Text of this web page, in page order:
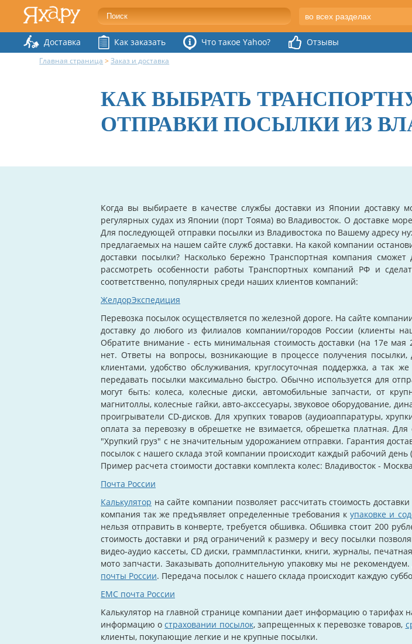
во всех разделах
Доставка Как заказать Что такое Yahoo? Отзывы
Главная страница >Заказ и доставка
КАК ВЫБРАТЬ
ОТПРАВКИ ПОСЫЛКИ ИЗ
Когда вы выбираете в качестве службы доставки из Японии доставку
регулярных судах из Японии (порт Тояма) во Владивосток. О доставке
Для последующей отправки посылки из Владивостока по Вашему адресу
предлагаемых на нашем сайте служб доставки. На какой компании
доставки посылки? Насколько бережно Транспортная компания
рассмотреть особенности работы Транспортных компаний РФ и
соответственно, популярных среди наших клиентов компаний:
ЖелдорЭкспедиция
Перевозка посылок осуществляется по железной дороге. На сайте
доставку до любого из филиалов компании/городов России (клиенты
Обратите внимание - есть минимальная стоимость доставки (на 17е
нет. Ответы на вопросы, возникающие в процессе получения посылки,
клиентами, удобство обслуживания, круглосуточная поддержка, а так
передавать посылки максимально быстро. Обычно используется для
могут быть: колеса, колесные диски, автомобильные запчасти, от
магнитоллы, колесные гайки, авто-акссесуары, звуковое оборудование,
проигрыватели CD-дисков. Для хрупких товаров (аудиоаппаратуры,
оплата за перевозку в обрешетке не взимается, обрешетка платная.
"Хрупкий груз" с не значительным удорожанием отправки. Гарантия
посылок с нашего склада этой компании происходит каждый рабочий день
Пример расчета стоимости доставки комплекта колес: Владивосток -
Почта России
Калькулятор на сайте компании позволяет рассчитать стоимость
компания так же предъявляет определенные требования купаковке и
нельзя отправить в конверте, требуется обшивка. Обшивка стоит 200
стоимость доставки и ряд ограничений к размеру и весу посылки
видео-аудио кассеты, CD диски, граммпластинки, книги, журналы,
мото запчасти. Заказывать дополнительную упаковку мы не
почты России. Передача посылок с нашего склада происходит каждую
ЕМС почта России
Калькулятор на главной странице компании дает информацию о тарифах
информацию остраховании посылок, запрещенных к перевозке товаров,
клиенты, покупающие легкие и не крупные посылки.